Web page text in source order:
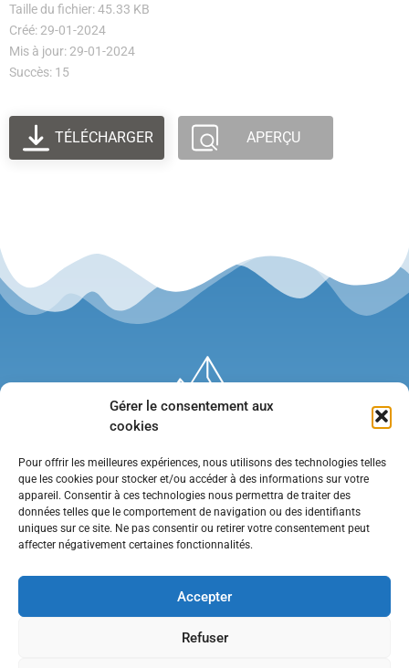
Gérer le consentement aux
cookies
Pour offrir les meilleures expériences, nous utilisons des technologies telles
que les cookies pour stocker et/ou accéder à des informations sur votre
appareil. Consentir à ces technologies nous permettra de traiter des
données telles que le comportement de navigation ou des identifiants
uniques sur ce site. Ne pas consentir ou retirer votre consentement peut
affecter négativement certaines fonctionnalités.
Accepter
Refuser
Taille du fichier: 45.33 KB
Créé: 29-01-2024
Mis à jour: 29-01-2024
Succès: 15
TÉLÉCHARGER APERÇU
•Contact